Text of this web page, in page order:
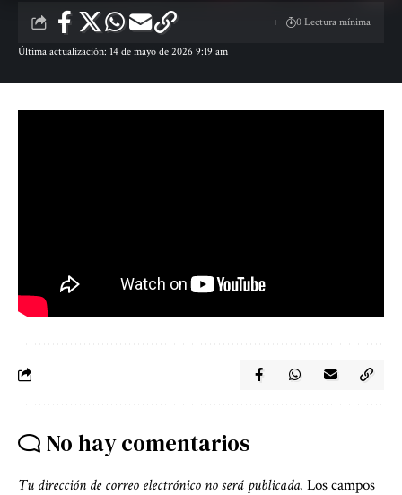
Última actualización: 14 de mayo de 2026 9:19 am
0 Lectura mínima
No hay comentarios
Tu dirección de correo electrónico no será publicada. Los campos